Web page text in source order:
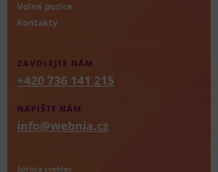
Volné pozice
Kontakty
NAPIŠTE NÁM
info@webnia.cz
ZAVOLEJTE NÁM
+420 736 141 215
Správa cookies